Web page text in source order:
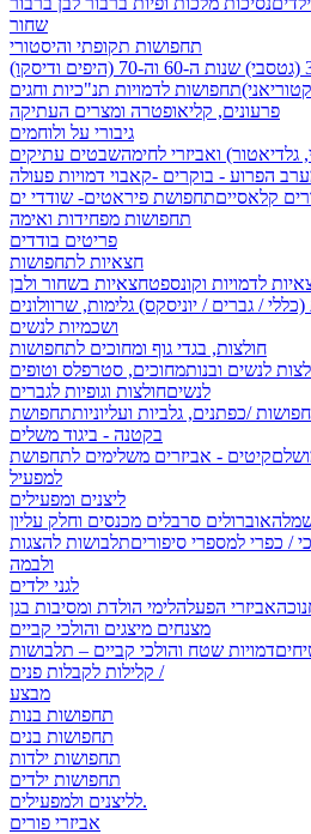
שחור
תחפושות תקופתי והיסטורי
שנות ה-60 וה-70 (היפים ודיסקו)
תחפושות לדמויות תנ"כיות וחגים
פרעונים, קליאופטרה ומצרים העתיקה
גיבורי על ולוחמים
גלדיאטור) ואביזרי לחימהשבטים עתיקים
הפרוע - בוקרים -קאבוי דמויות פעולה
קלאסייםתחפושת פיראטים- שודדי ים
תחפושות מפחידות ואימה
פריטים בודדים
חצאיות לתחפושות
לדמויות וקונספטחצאיות בשחור ולבן
/ גברים / יוניסקס) גלימות, שרוולונים
ושכמיות לנשים
חולצות, בגדי גוף ומחוכים לתחפושות
לנשים ובנותמחוכים, סטרפלס וטופים
לנשיםחולצות וגופיות לגברים
/כפתנים, גלביות ועליוניותתחפושת
בקטנה - ביגוד משלים
קיטים - אביזרים משלימים לתחפושת
למפעיל
ליצנים ומפעילים
אוברולים סרבלים מכנסים וחלק עליון
/ כפרי למספרי סיפוריםתלבושות להצגות
ולבמה
לגני ילדים
אביזרי הפעלהלימי הולדת ומסיבות בגן
מצנחים מיצגים והולכי קביים
דמויות שטח והולכי קביים – תלבושות
קלילות לקבלות פנים /
מבצע
תחפושות בנות
תחפושות בנים
תחפושות ילדות
תחפושות ילדים
לליצנים ולמפעילים.
אביזרי פורים